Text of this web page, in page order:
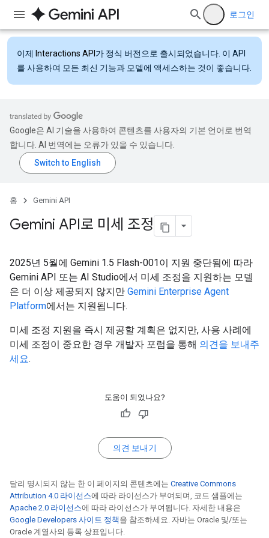
로그인
이제 Interactions API 가 정식 버전으로 출시되었습니다. 이 API
를 사용하여 모든 최신 기능과 모델에 액세스하는 것이 좋습니다.
Google은 AI 기술을 사용하여 콘텐츠를 사용자의 기본 언어로 번역
합니다. AI 번역에는 오류가 있을 수 있습니다.
홈 Gemini API
Gemini API로 미세 조정
2025년 5월에 Gemini 1.5 Flash-001이 지원 중단됨에 따라
Gemini API 또는 AI Studio에서 미세 조정을 지원하는 모델
은 더 이상 제공되지 않지만 Gemini Enterprise Agent
Platform에서는 지원됩니다.
미세 조정 지원을 즉시 제공할 계획은 없지만, 사용 사례에
미세 조정이 중요한 경우 개발자 포럼을 통해 의견을 보내주
세요.
도움이 되었나요?
의견 보내기
달리 명시되지 않는 한 이 페이지의 콘텐츠에는 Creative Commons
Attribution 4.0 라이선스에 따라 라이선스가 부여되며, 코드 샘플에는
Apache 2.0 라이선스에 따라 라이선스가 부여됩니다. 자세한 내용은
Google Developers 사이트 정책 을 참조하세요. 자바는 Oracle 및/또는
Oracle 계열사의 등록 상표입니다.